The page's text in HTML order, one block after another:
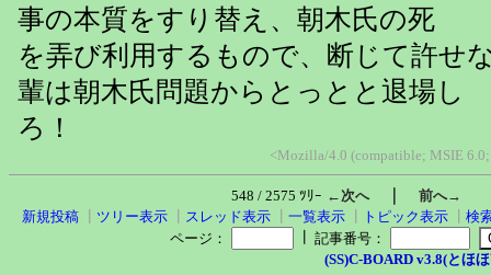
事の本質をすり替え、朝木氏の死
を弄び利用するもので、断じて許せ
輩は朝木氏問題からとっとと退場し
ろ！
<Mozilla/4.0 (compatible; MSIE
548 / 2575 ﾂﾘｰ ←次へ｜ 前へ→
新規投稿
ツリー表示 スレッド表示 一覧表示 トピック表示
検
ページ：
記事番号：
(SS)C-BOARD v3.8(とほ